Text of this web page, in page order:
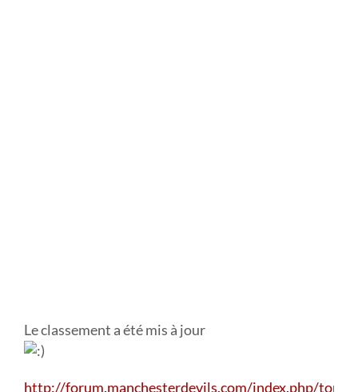
Le classement a été mis à jour
http://forum.manchesterdevils.com/index.php/